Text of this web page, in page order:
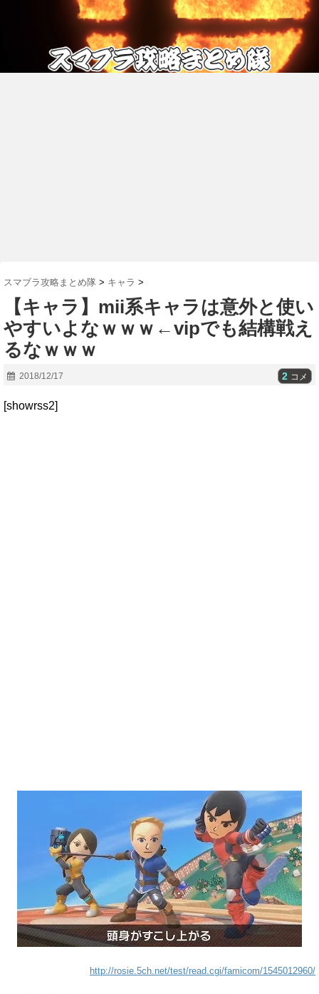
スマブラ攻略まとめ隊 > キャラ >
【キャラ】mii系キャラは意外と使い
やすいよなｗｗｗ←vipでも結構戦え
るなｗｗｗ
2018/12/17 2 コメ
[showrss2]
http://rosie.5ch.net/test/read.cgi/famicom/1545012960/